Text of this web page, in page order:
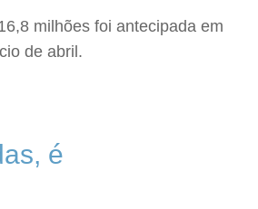
milhões foi antecipada em
de abril.
é